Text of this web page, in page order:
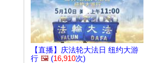
【直播】庆法轮大法日 纽约大游
行 🖼️ (16,910次)